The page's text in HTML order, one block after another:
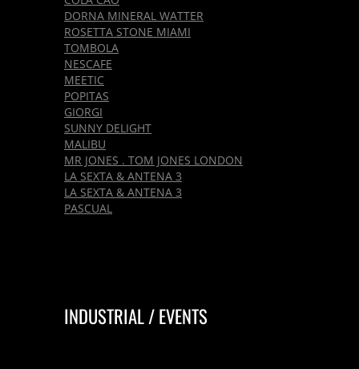
DORNA MINERAL WATTER
ROSETTA STONE MIAMI
TOMBOLA
NESCAFE
MEETIC
POPITAS
GIORGI
SUNNY DELIGHT
MALIBU
MR JONES . TOM JONES LONDON
LA SEXTA & ANTENA 3
LA SEXTA & ANTENA 3
PASCUAL
INDUSTRIAL / EVENTS